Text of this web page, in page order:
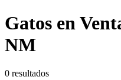
Gatos en
NM
0 resultados